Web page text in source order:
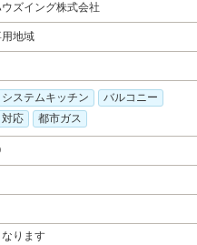
ズイング株式会社
地域
システムキッチン
バルコニー
応 都市ガス
ります